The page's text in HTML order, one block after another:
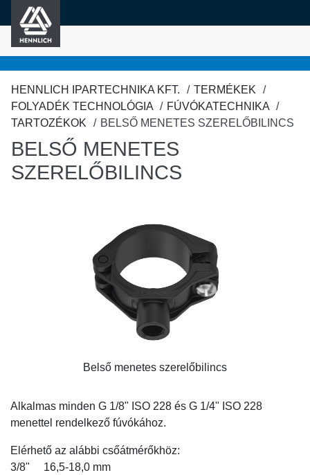
tartalomra
HENNLICH IPARTECHNIKA KFT.
TERMÉKEK
FOLYADÉK TECHNOLÓGIA
FÚVÓKATECHNIKA
TARTOZÉKOK
BELSŐ MENETES SZERELŐBILINCS
BELSŐ MENETES
SZERELŐBILINCS
Belső menetes szerelőbilincs
Alkalmas minden G 1/8" ISO 228 és G 1/4" ISO 228
menettel rendelkező fúvókához.
Elérhető az alábbi csőátmérőkhöz:
3/8" 16,5-18,0 mm